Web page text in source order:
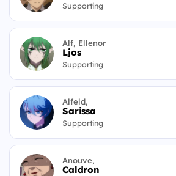
Supporting
Alf, Ellenor
Ljos
Supporting
Alfeld,
Sarissa
Supporting
Anouve,
Caldron